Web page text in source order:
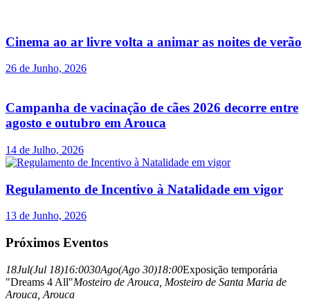
Cinema ao ar livre volta a animar as noites de verão
26 de Junho, 2026
Campanha de vacinação de cães 2026 decorre entre
agosto e outubro em Arouca
14 de Julho, 2026
Regulamento de Incentivo à Natalidade em vigor
13 de Junho, 2026
Próximos Eventos
18Jul(Jul 18)16:0030Ago(Ago 30)18:00Exposição temporária
"Dreams 4 All"Mosteiro de Arouca , Mosteiro de Santa Maria de
Arouca, Arouca